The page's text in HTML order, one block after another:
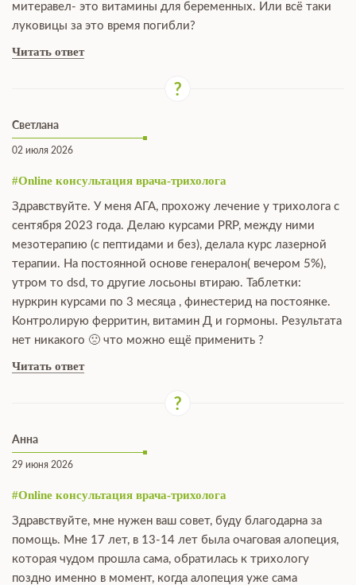
митеравел- это витамины для беременных. Или всё таки
луковицы за это время погибли?
Читать ответ
Светлана
02 июля 2026
#Online консультация врача-трихолога
Здравствуйте. У меня АГА, прохожу лечение у трихолога с
сентября 2023 года. Делаю курсами PRP, между ними
мезотерапию (с пептидами и без), делала курс лазерной
терапии. На постоянной основе генералон( вечером 5%),
утром то dsd, то другие лосьоны втираю. Таблетки:
нуркрин курсами по 3 месяца , финестерид на постоянке.
Контролирую ферритин, витамин Д и гормоны. Результата
нет никакого 🙁 что можно ещё применить ?
Читать ответ
Анна
29 июня 2026
#Online консультация врача-трихолога
Здравствуйте, мне нужен ваш совет, буду благодарна за
помощь. Мне 17 лет, в 13-14 лет была очаговая алопеция,
которая чудом прошла сама, обратилась к трихологу
поздно именно в момент, когда алопеция уже сама